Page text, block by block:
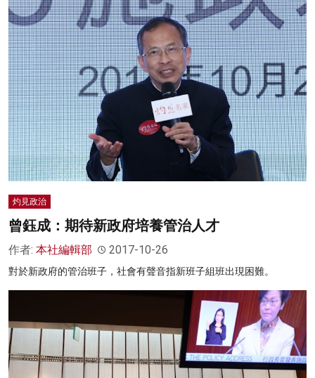
灼見政治
曾鈺成：期待新政府培養管治人才
作者: 本社編輯部 2017-10-26
對於新政府的管治班子，社會有聲音指新班子組班出現困難。